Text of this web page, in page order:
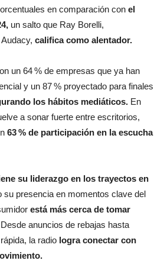
en comparación con el
un salto que Ray Borelli,
califica como alentador.
un 64 % de empresas que ya han
y un 87 % proyectado para finales
los hábitos mediáticos. En
a sonar fuerte entre escritorios,
63 % de participación en la escucha
su liderazgo en los trayectos en
su presencia en momentos clave del
está más cerca de tomar
Desde anuncios de rebajas hasta
la radio logra conectar con